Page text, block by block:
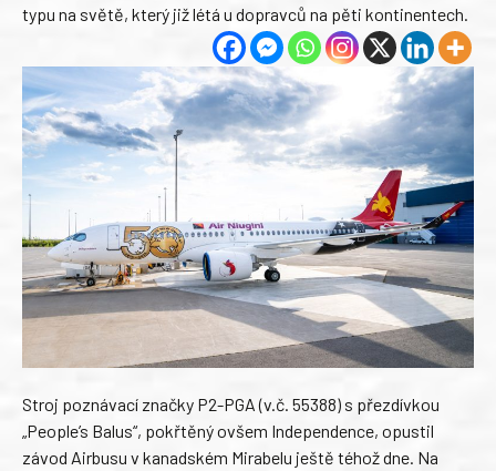
typu na světě, který již létá u dopravců na pěti kontinentech.
Stroj poznávací značky P2-PGA (v.č. 55388) s přezdívkou
„People’s Balus“, pokřtěný ovšem Independence, opustil
závod Airbusu v kanadském Mirabelu ještě téhož dne. Na